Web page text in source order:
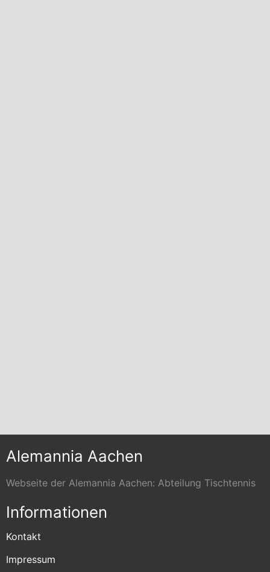
Alemannia Aachen
Webseite der Alemannia Aachen: Abteilung Tischtennis
Informationen
Kontakt
Impressum